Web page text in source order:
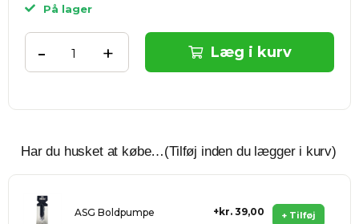
På lager
+
- Læg i kurv
Har du husket at købe…(Tilføj inden du lægger i kurv)
+ Tilføj
ASG Boldpumpe kr. 39,00